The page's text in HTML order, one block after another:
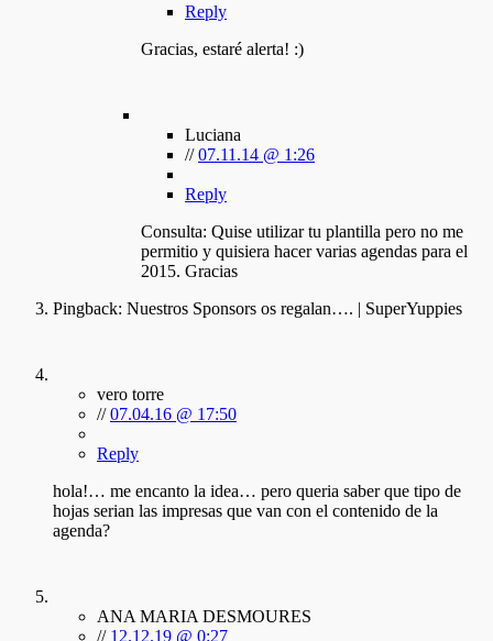
Reply
Gracias, estaré alerta! :)
Luciana
//07.11.14 @ 1:26
Reply
Consulta: Quise utilizar tu plantilla pero no me
permitio y quisiera hacer varias agendas para el
2015. Gracias
Pingback: Nuestros Sponsors os regalan…. | SuperYuppies
vero torre
//07.04.16 @ 17:50
Reply
hola!… me encanto la idea… pero queria saber que tipo de
hojas serian las impresas que van con el contenido de la
agenda?
ANA MARIA DESMOURES
// 12.12.19 @ 0:27